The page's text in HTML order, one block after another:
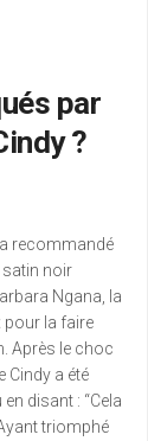
par
?
recommandé
satin noir
Ngana, la
pour la faire
Après le choc
Cindy a été
disant : “Cela
triomphé